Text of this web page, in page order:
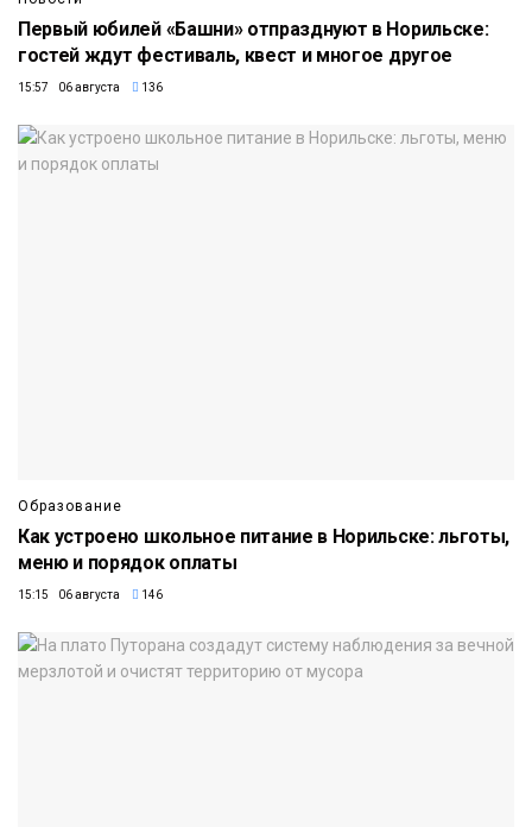
Первый юбилей «Башни» отпразднуют в Норильске:
гостей ждут фестиваль, квест и многое другое
15:57 06 августа 136
Образование
Как устроено школьное питание в Норильске: льготы,
меню и порядок оплаты
15:15 06 августа 146